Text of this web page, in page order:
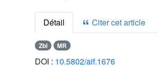
Détail Citer cet article
Zbl MR
DOI : 10.5802/aif.1676